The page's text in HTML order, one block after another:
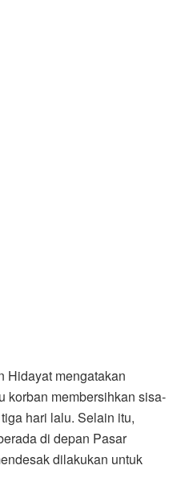
Hidayat mengatakan
korban membersihkan sisa-
hari lalu. Selain itu,
di depan Pasar
dilakukan untuk